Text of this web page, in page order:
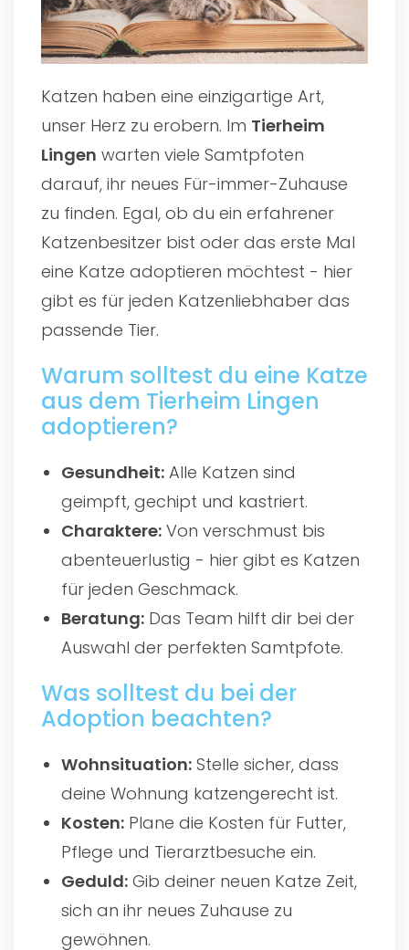
Katzen haben eine einzigartige Art,
unser Herz zu erobern. Im Tierheim
Lingen warten viele Samtpfoten
darauf, ihr neues Für-immer-Zuhause
zu finden. Egal, ob du ein erfahrener
Katzenbesitzer bist oder das erste Mal
eine Katze adoptieren möchtest - hier
gibt es für jeden Katzenliebhaber das
passende Tier.
Warum solltest du eine Katze
aus dem Tierheim Lingen
adoptieren?
Gesundheit: Alle Katzen sind
geimpft, gechipt und kastriert.
Charaktere: Von verschmust bis
abenteuerlustig - hier gibt es Katzen
für jeden Geschmack.
Beratung: Das Team hilft dir bei der
Auswahl der perfekten Samtpfote.
Was solltest du bei der
Adoption beachten?
Wohnsituation: Stelle sicher, dass
deine Wohnung katzengerecht ist.
Kosten: Plane die Kosten für Futter,
Pflege und Tierarztbesuche ein.
Geduld: Gib deiner neuen Katze Zeit,
sich an ihr neues Zuhause zu
gewöhnen.